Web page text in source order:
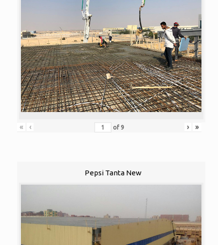
« ‹ of 9 › »
Pepsi Tanta New